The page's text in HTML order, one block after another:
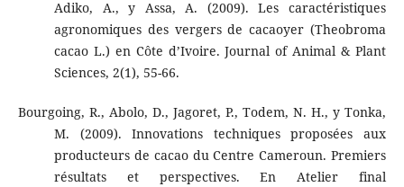
Adiko, A., y Assa, A. (2009). Les caractéristiques
agronomiques des vergers de cacaoyer (Theobroma
cacao L.) en Côte d’Ivoire. Journal of Animal & Plant
Sciences, 2(1), 55-66.
Bourgoing, R., Abolo, D., Jagoret, P., Todem, N. H., y Tonka,
M. (2009). Innovations techniques proposées aux
producteurs de cacao du Centre Cameroun. Premiers
résultats et perspectives. En Atelier final